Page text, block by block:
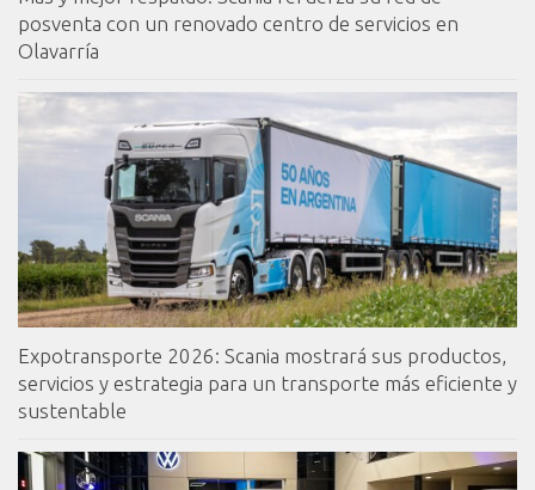
posventa con un renovado centro de servicios en
Olavarría
Expotransporte 2026: Scania mostrará sus productos,
servicios y estrategia para un transporte más eficiente y
sustentable